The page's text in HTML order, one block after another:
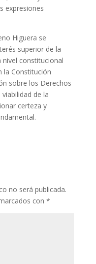
expresiones
Higuera se
superior de la
constitucional
la Constitución
sobre los Derechos
de la
certeza y
no será publicada.
con *